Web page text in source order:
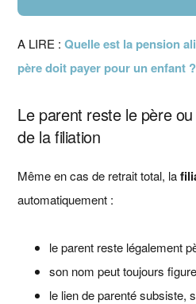
A LIRE :Quelle est la pension
père doit payer pour un enfant ?
Le parent reste le père
de la filiation
Même en cas de retrait total, la
automatiquement :
le parent reste légalement
son nom peut toujours
le lien de parenté subsiste,